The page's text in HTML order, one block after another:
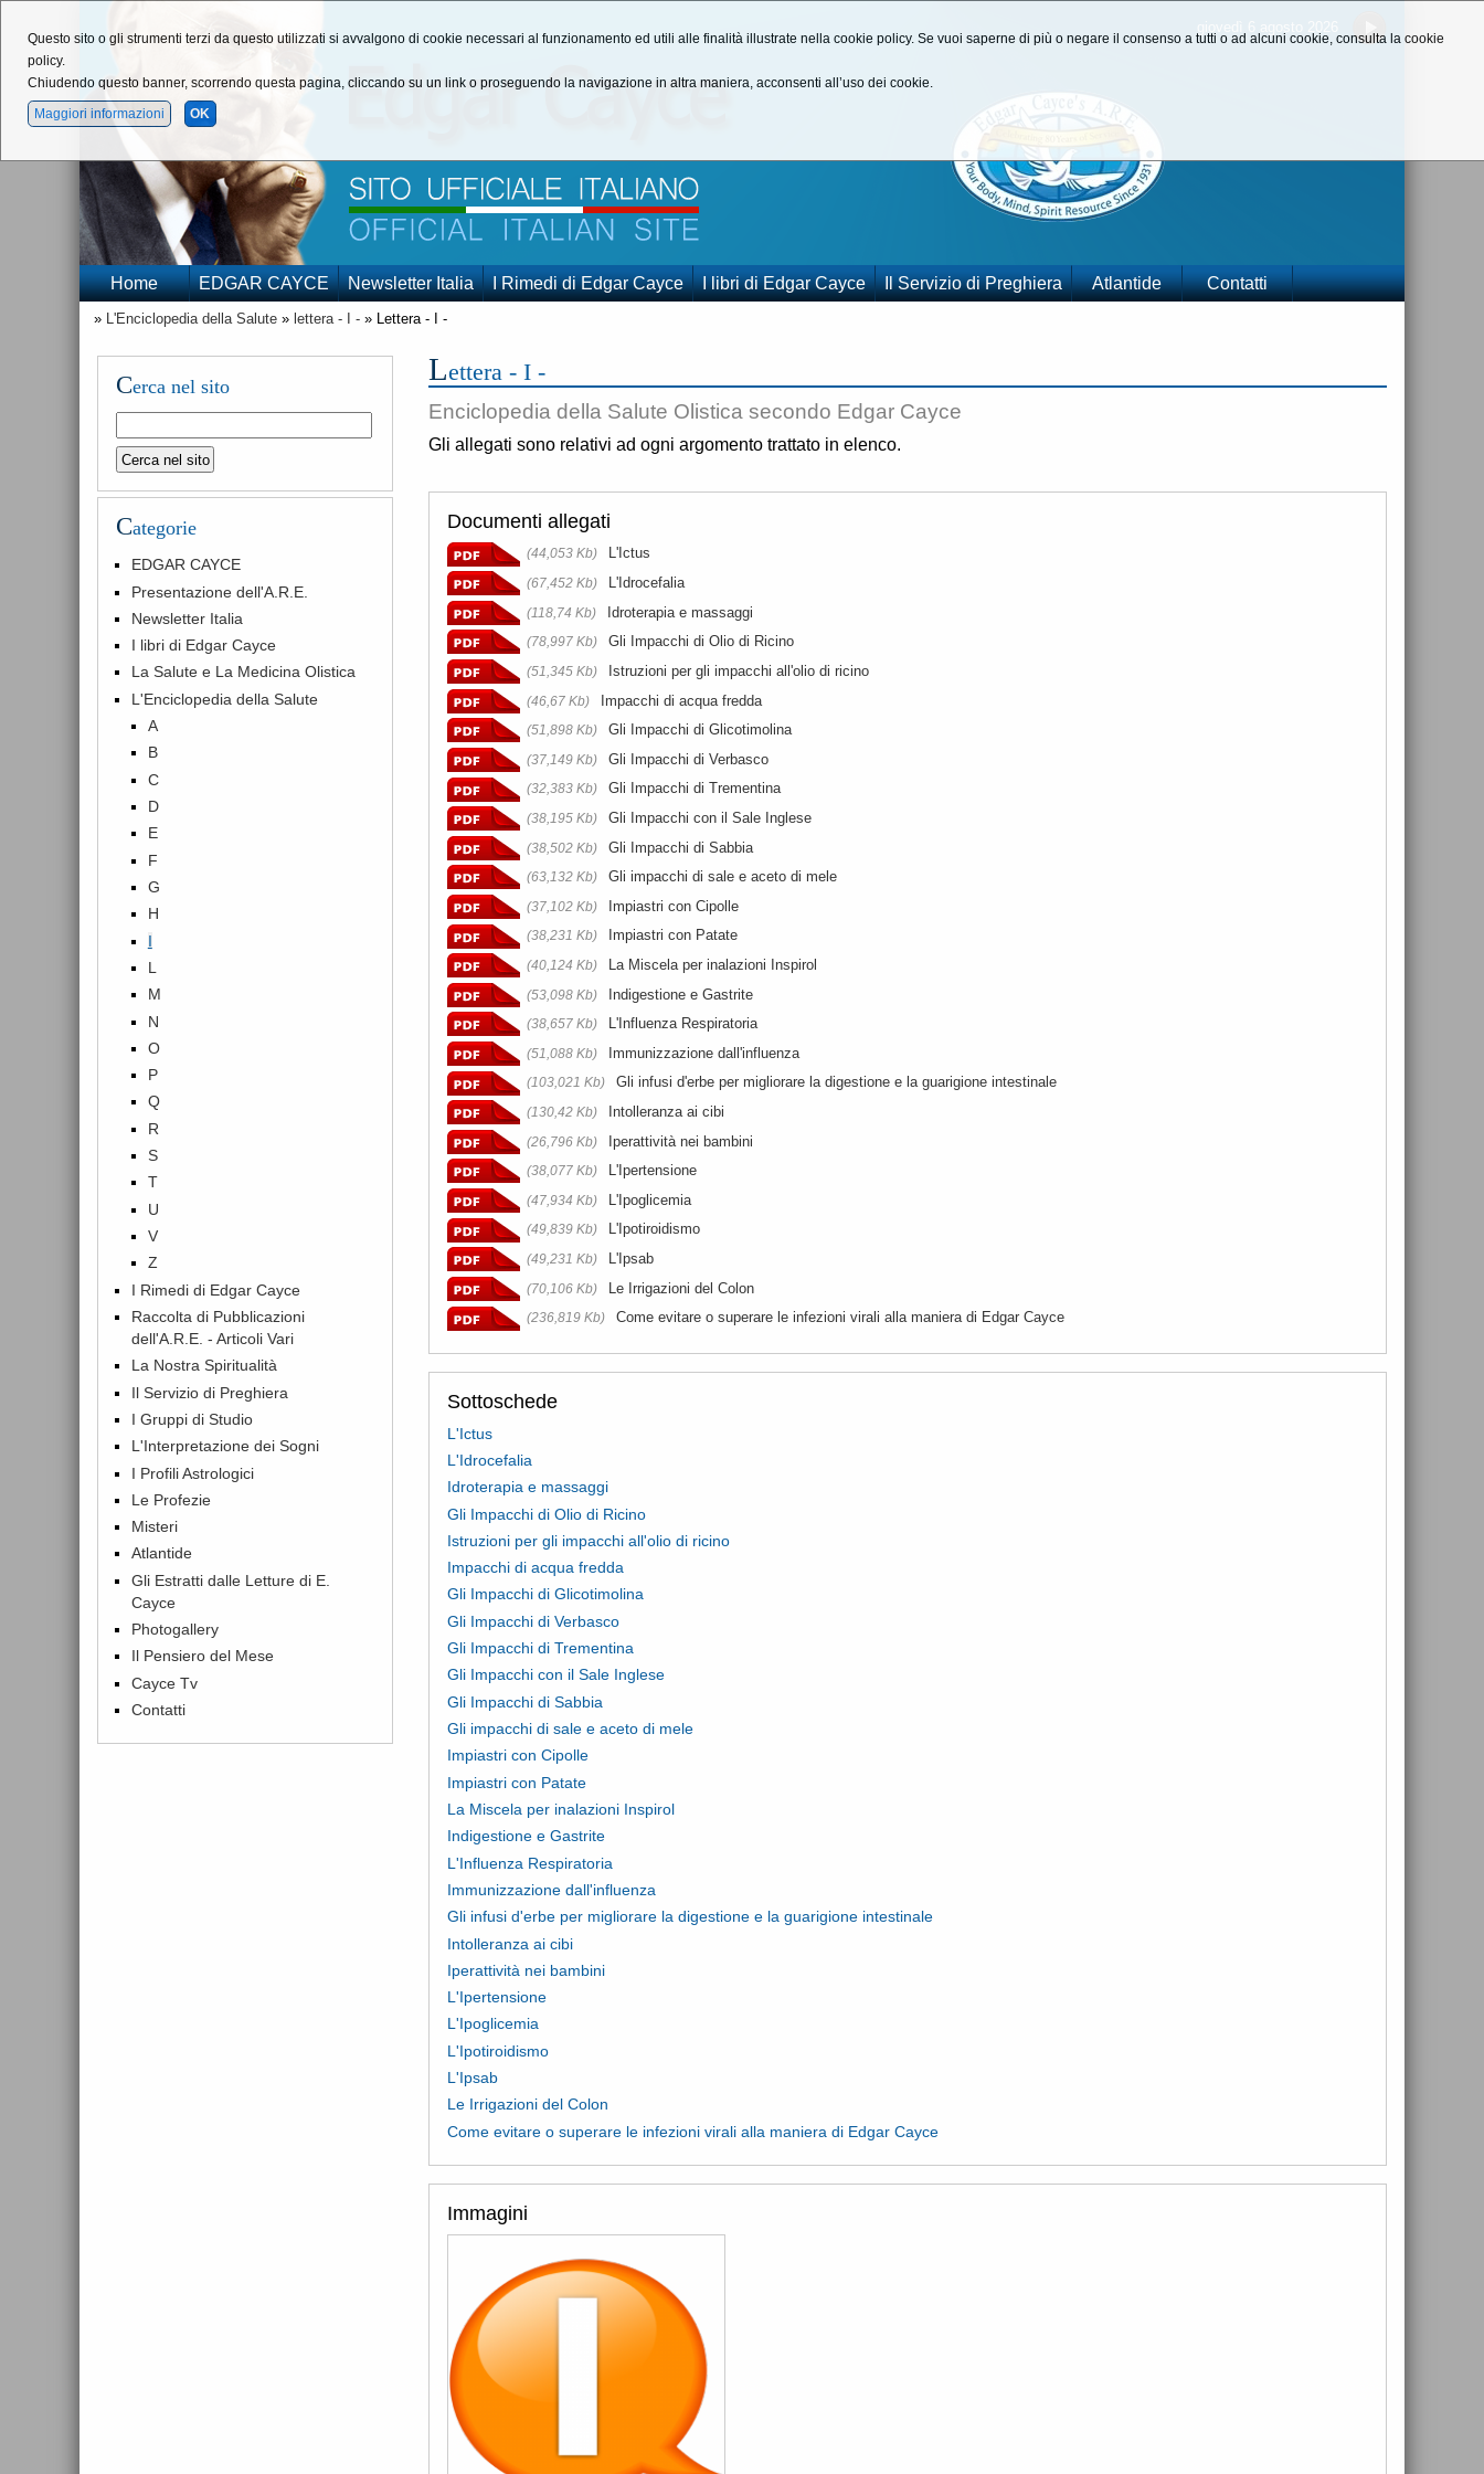
Home EDGAR CAYCE Newsletter Italia I Rimedi di Edgar Cayce I libri di Edgar Cayce Il Servizio di Preghiera Atlantide Contatti
» L'Enciclopedia della Salute » lettera - I - » Lettera - I -
Lettera - I -
Enciclopedia della Salute Olistica secondo Edgar Cayce
Gli allegati sono relativi ad ogni argomento trattato in elenco.
Documenti allegati
(44,053 Kb) L'Ictus
(67,452 Kb) L'Idrocefalia
(118,74 Kb) Idroterapia e massaggi
(78,997 Kb) Gli Impacchi di Olio di Ricino
(51,345 Kb) Istruzioni per gli impacchi all'olio di ricino
(46,67 Kb) Impacchi di acqua fredda
(51,898 Kb) Gli Impacchi di Glicotimolina
(37,149 Kb) Gli Impacchi di Verbasco
(32,383 Kb) Gli Impacchi di Trementina
(38,195 Kb) Gli Impacchi con il Sale Inglese
(38,502 Kb) Gli Impacchi di Sabbia
(63,132 Kb) Gli impacchi di sale e aceto di mele
(37,102 Kb) Impiastri con Cipolle
(38,231 Kb) Impiastri con Patate
(40,124 Kb) La Miscela per inalazioni Inspirol
(53,098 Kb) Indigestione e Gastrite
(38,657 Kb) L'Influenza Respiratoria
(51,088 Kb) Immunizzazione dall'influenza
(103,021 Kb) Gli infusi d'erbe per migliorare la digestione e la guarigione intestinale
(130,42 Kb) Intolleranza ai cibi
(26,796 Kb) Iperattività nei bambini
(38,077 Kb) L'Ipertensione
(47,934 Kb) L'Ipoglicemia
(49,839 Kb) L'Ipotiroidismo
(49,231 Kb) L'Ipsab
(70,106 Kb) Le Irrigazioni del Colon
(236,819 Kb) Come evitare o superare le infezioni virali alla maniera di Edgar Cayce
Sottoschede
L'Ictus
L'Idrocefalia
Idroterapia e massaggi
Gli Impacchi di Olio di Ricino
Istruzioni per gli impacchi all'olio di ricino
Impacchi di acqua fredda
Gli Impacchi di Glicotimolina
Gli Impacchi di Verbasco
Gli Impacchi di Trementina
Gli Impacchi con il Sale Inglese
Gli Impacchi di Sabbia
Gli impacchi di sale e aceto di mele
Impiastri con Cipolle
Impiastri con Patate
La Miscela per inalazioni Inspirol
Indigestione e Gastrite
L'Influenza Respiratoria
Immunizzazione dall'influenza
Gli infusi d'erbe per migliorare la digestione e la guarigione intestinale
Intolleranza ai cibi
Iperattività nei bambini
L'Ipertensione
L'Ipoglicemia
L'Ipotiroidismo
L'Ipsab
Le Irrigazioni del Colon
Come evitare o superare le infezioni virali alla maniera di Edgar Cayce
Immagini
Cerca nel sito
Categorie
EDGAR CAYCE
Presentazione dell'A.R.E.
Newsletter Italia
I libri di Edgar Cayce
La Salute e La Medicina Olistica
L'Enciclopedia della Salute
A
B
C
D
E
F
G
H
I
L
M
N
O
P
Q
R
S
T
U
V
Z
I Rimedi di Edgar Cayce
Raccolta di Pubblicazioni
dell'A.R.E. - Articoli Vari
La Nostra Spiritualità
Il Servizio di Preghiera
I Gruppi di Studio
L'Interpretazione dei Sogni
I Profili Astrologici
Le Profezie
Misteri
Atlantide
Gli Estratti dalle Letture di E.
Cayce
Photogallery
Il Pensiero del Mese
Cayce Tv
Contatti
Questo sito o gli strumenti terzi da questo utilizzati si avvalgono di cookie necessari al funzionamento ed utili alle finalità illustrate nella cookie policy. Se vuoi saperne di più o negare il consenso a tutti o ad alcuni cookie, consulta la cookie
policy.
Chiudendo questo banner, scorrendo questa pagina, cliccando su un link o proseguendo la navigazione in altra maniera, acconsenti all’uso dei cookie.
Maggiori informazioni
OK